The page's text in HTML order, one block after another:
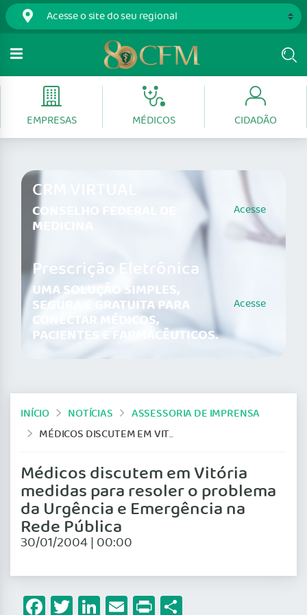
EMPRESAS MÉDICOS CIDADÃO
CRM VIRTUAL
CONSELHO FEDERAL DE
MEDICINA
Acesse
Prescrição Eletrônica
UMA SOLUÇÃO SIMPLES,
SEGURA E GRATUITA PARA
CONECTAR MÉDICOS,
PACIENTES E FARMACÊUTICOS.
Acesse
INÍCIO NOTÍCIAS
ASSESSORIA DE IMPRENSA
MÉDICOS DISCUTEM EM VITÓRIA MEDIDAS PARA RESOLER O PROBLEMA DA URGÊNCIA E EMERGÊNCIA NA REDE PÚBLICA
Médicos discutem em Vitória
medidas para resoler o problema
da Urgência e Emergência na
Rede Pública
30/01/2004 | 00:00
Facebook
Twitter
LinkedIn
Email
Print